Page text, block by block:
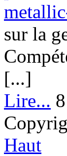
sur la
[...]
Lire... 8
Haut